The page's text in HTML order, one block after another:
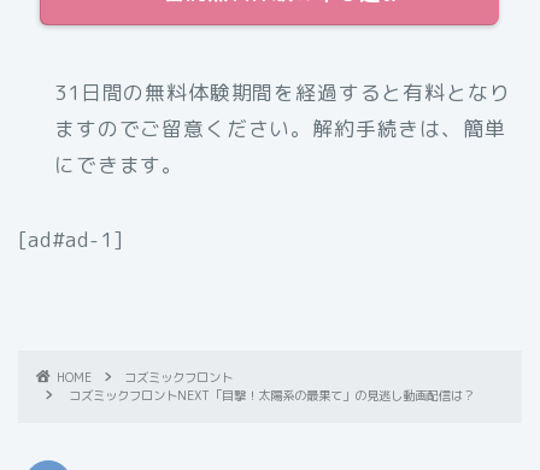
31日間の無料体験期間を経過すると有料となり
ますのでご留意ください。解約手続きは、簡単
にできます。
[ad#ad-1]
HOME
コズミックフロント
コズミックフロントNEXT「目撃！太陽系の最果て」の見逃し動画配信は？